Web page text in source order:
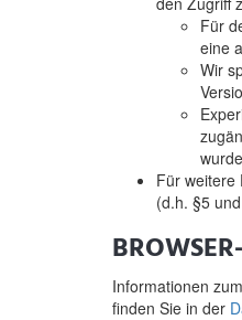
Für
eine
Wir
Für weitere
(d.h. §5
Informationen
finden Sie in der